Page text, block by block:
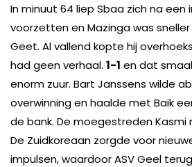
In minuut 64 liep Sbaa zich na een
voorzetten en Mazinga was
Geet. Al vallend kopte hij
had geen verhaal. 1-1 en dat
enorm zuur. Bart Janssens wilde
overwinning en haalde met Baik
de bank. De moegestreden
De Zuidkoreaan zorgde voor
impulsen, waardoor ASV Geel